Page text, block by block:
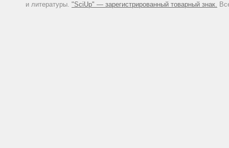
и литературы. "SciUp" — зарегистрированный товарный знак.